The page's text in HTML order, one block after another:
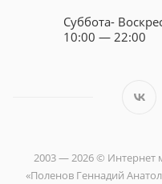
Суббота-
10:00 — 22:00
2003 — 2026 © Интернет
«Поленов Геннадий